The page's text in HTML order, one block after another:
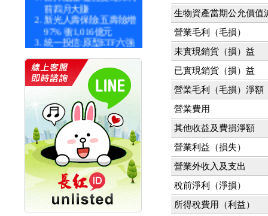
前四月大賺
新光人壽保險:五壽險增
97% 衝1,016億元
統一投信:原型ETF六強
漲逾九成
統一投信:主動式ETF溢
價 被盯上
新光人壽保險:新壽Q1外
價金將達996億
宇辰系統科技:宇辰業績
創新高 啟動興櫃轉上櫃
計畫
明緯企業:明緯永續科技
競賽 以電源驅動善的力
量
秀育企業:秀育SHO-U儲
能系統 獲國內首張CNS
認證
聯博投信:聯博00404A
生物資產當期公允價值
營業毛利（毛損）
未實現銷貨（損）益
已實現銷貨（損）益
營業毛利（毛損）淨額
營業費用
其他收益及費損淨額
營業利益（損失）
營業外收入及支出
稅前淨利（淨損）
所得稅費用（利益）